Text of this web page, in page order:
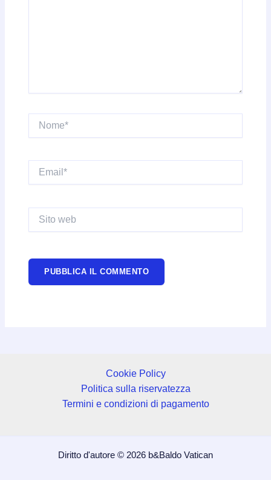
Nome*
Email*
web
Cookie Policy
Politica sulla riservatezza
Termini e condizioni di pagamento
Diritto d'autore © 2026 b&Baldo Vatican